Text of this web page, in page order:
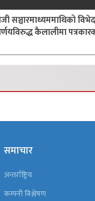
सञ्चारमाध्यममाथिको
कैलालीमा
समाचार
अन्तर्राष्ट्रिय
कम्पनी विश्लेषण